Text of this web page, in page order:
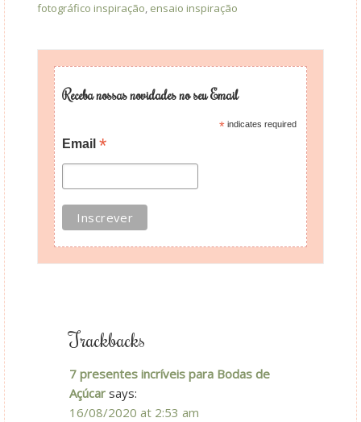
fotográfico inspiração, ensaio inspiração
Receba nossas novidades no seu Email
*indicates required
Email*
Trackbacks
7 presentes incríveis para Bodas de
Açúcar says:
16/08/2020 at 2:53 am